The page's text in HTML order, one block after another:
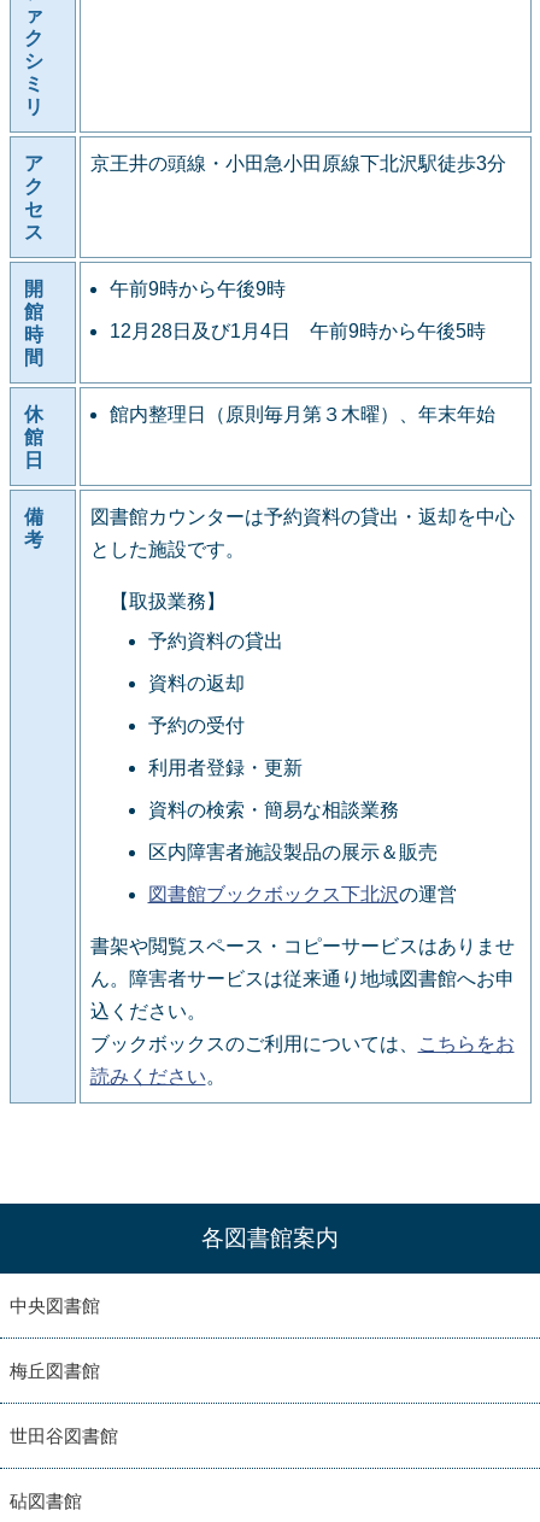
ァ
ク
シ
ミ
リ
ア
ク
セ
ス
京王井の頭線・小田急小田原線下北沢駅徒歩3分
開
館
時
間
午前9時から午後9時
12月28日及び1月4日 午前9時から午後5時
休
館
日
館内整理日（原則毎月第３木曜）、年末年始
備
考
図書館カウンターは予約資料の貸出・返却を中心
とした施設です。
【取扱業務】
予約資料の貸出
資料の返却
予約の受付
利用者登録・更新
資料の検索・簡易な相談業務
区内障害者施設製品の展示＆販売
図書館ブックボックス下北沢の運営
書架や閲覧スペース・コピーサービスはありませ
ん。障害者サービスは従来通り地域図書館へお申
込ください。
ブックボックスのご利用については、
こちらをお
読みください。
各図書館案内
中央図書館
梅丘図書館
世田谷図書館
砧図書館